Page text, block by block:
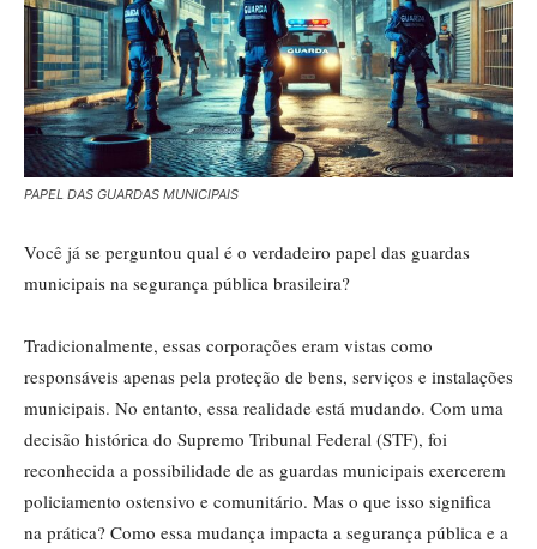
PAPEL DAS GUARDAS MUNICIPAIS
Você já se perguntou qual é o verdadeiro papel das guardas
municipais na segurança pública brasileira?
Tradicionalmente, essas corporações eram vistas como
responsáveis apenas pela proteção de bens, serviços e instalações
municipais. No entanto, essa realidade está mudando. Com uma
decisão histórica do Supremo Tribunal Federal (STF), foi
reconhecida a possibilidade de as guardas municipais exercerem
policiamento ostensivo e comunitário. Mas o que isso significa
na prática? Como essa mudança impacta a segurança pública e a